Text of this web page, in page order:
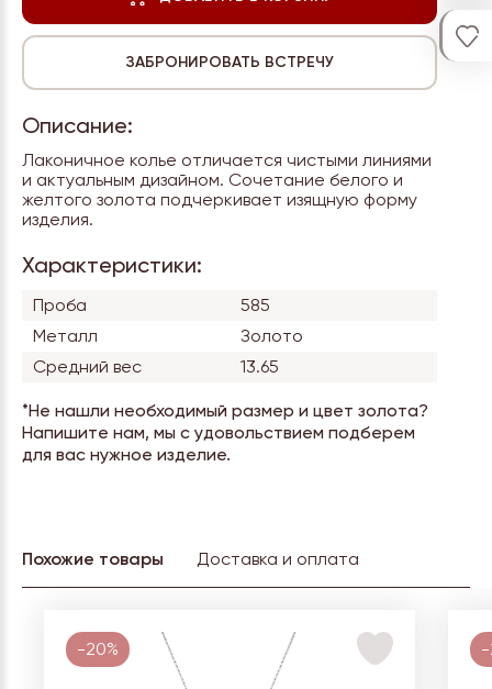
Описание:
Лаконичное колье отличается чистыми линиями
и актуальным дизайном. Сочетание белого и
желтого золота подчеркивает изящную форму
изделия.
Характеристики:
Проба
585
Металл
Золото
Средний вес
13.65
*Не нашли необходимый размер и цвет золота?
Напишите нам, мы с удовольствием подберем
для вас нужное изделие.
Похожие товары Доставка и оплата
-20% -